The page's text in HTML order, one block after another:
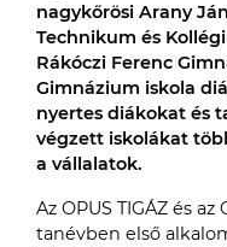
nagykőrösi Arany
Technikum és
Rákóczi Ferenc
Gimnázium iskola
nyertes diákokat és
végzett iskolákat
a vállalatok.
Az OPUS TIGÁZ és az
tanévben első